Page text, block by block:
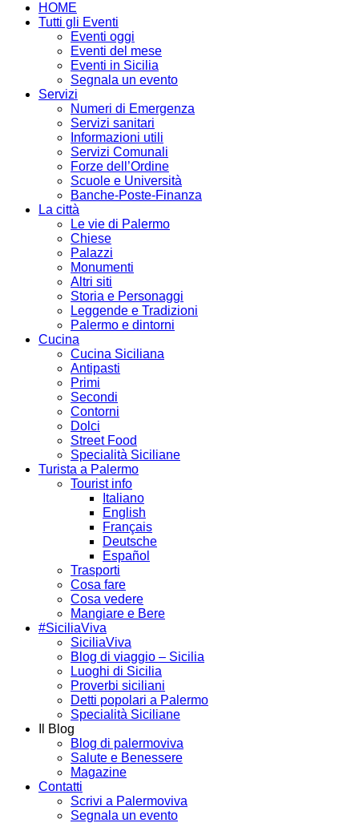
HOME
Tutti gli Eventi
Eventi oggi
Eventi del mese
Eventi in Sicilia
Segnala un evento
Servizi
Numeri di Emergenza
Servizi sanitari
Informazioni utili
Servizi Comunali
Forze dell’Ordine
Scuole e Università
Banche-Poste-Finanza
La città
Le vie di Palermo
Chiese
Palazzi
Monumenti
Altri siti
Storia e Personaggi
Leggende e Tradizioni
Palermo e dintorni
Cucina
Cucina Siciliana
Antipasti
Primi
Secondi
Contorni
Dolci
Street Food
Specialità Siciliane
Turista a Palermo
Tourist info
Italiano
English
Français
Deutsche
Español
Trasporti
Cosa fare
Cosa vedere
Mangiare e Bere
#SiciliaViva
SiciliaViva
Blog di viaggio – Sicilia
Luoghi di Sicilia
Proverbi siciliani
Detti popolari a Palermo
Specialità Siciliane
Il Blog
Blog di palermoviva
Salute e Benessere
Magazine
Contatti
Scrivi a Palermoviva
Segnala un evento